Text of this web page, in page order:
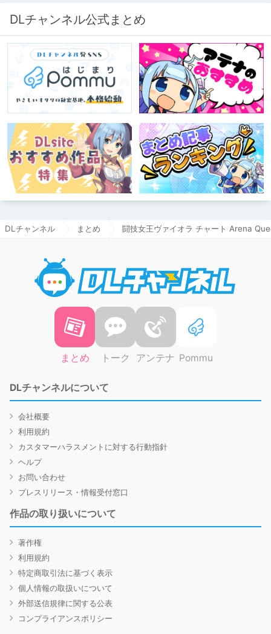
DLチャンネル公式まとめ
DLチャンネル まとめ 闘技女王ヴァイオラ チャート Arena
まとめ トーク アンテナ Pommu
DLチャンネルについて
会社概要
利用規約
カスタマーハラスメントに対する行動指針
ヘルプ
お問い合わせ
プレスリリース・情報受付窓口
作品の取り扱いについて
著作権
利用規約
特定商取引法に基づく表示
個人情報の取扱いについて
外部送信規律に関する公表
コンプライアンスポリシー